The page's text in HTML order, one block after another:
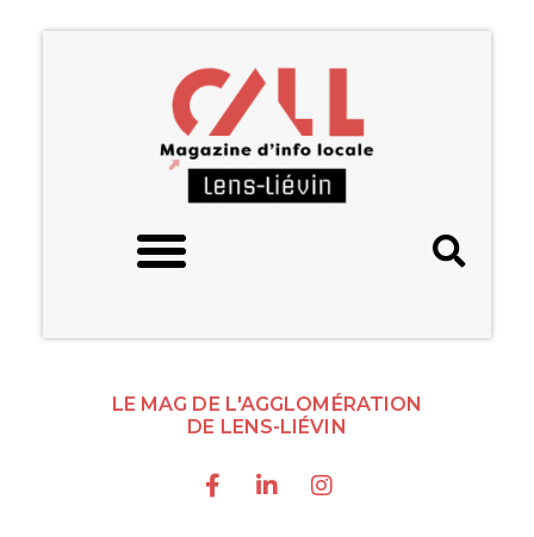
LE MAG DE L'AGGLOMÉRATION
DE LENS-LIÉVIN